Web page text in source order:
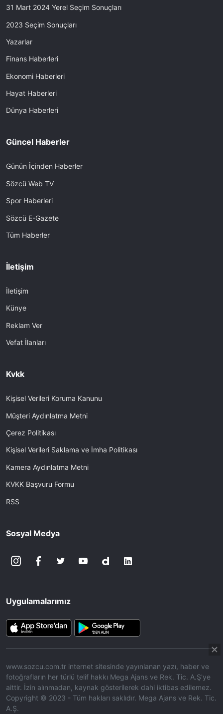
31 Mart 2024 Yerel Seçim Sonuçları
2023 Seçim Sonuçları
Yazarlar
Finans Haberleri
Ekonomi Haberleri
Hayat Haberleri
Dünya Haberleri
Güncel Haberler
Günün İçinden Haberler
Sözcü Web TV
Spor Haberleri
Sözcü E-Gazete
Tüm Haberler
İletişim
İletişim
Künye
Reklam Ver
Vefat İlanları
Kvkk
Kişisel Verileri Koruma Kanunu
Müşteri Aydınlatma Metni
Çerez Politikası
Kişisel Verileri Saklama ve İmha Politikası
Kamera Aydınlatma Metni
KVKK Başvuru Formu
RSS
Sosyal Medya
Uygulamalarımız
www.sozcu.com.tr internet sitesinde yayınlanan yazı, haber ve
fotoğrafların her türlü telif hakkı Mega Ajans ve Rek. Tic. A.Ş'ye
aittir. İzin alınmadan, kaynak gösterilerek dahi iktibas edilemez.
Copyright © 2023 - Tüm hakları saklıdır. Mega Ajans ve Rek. Tic.
A.Ş.